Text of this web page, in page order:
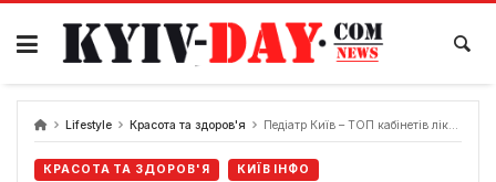
Перейти
вмісту
Lifestyle Красота та здоров'я Педіатр Київ – ТОП кабінетів лікаря-педіатра в Києві
КРАСОТА ТА ЗДОРОВ'Я КИЇВ ІНФО